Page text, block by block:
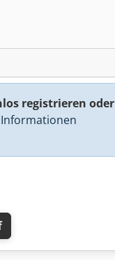
registrieren oder